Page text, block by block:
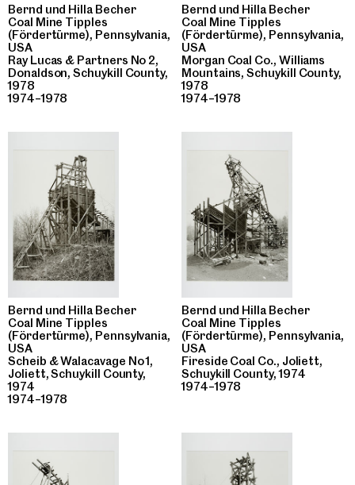
Bernd und Hilla Becher
Coal Mine Tipples
(Fördertürme), Pennsylvania,
USA
Ray Lucas & Partners No 2,
Donaldson, Schuykill County,
1978
1974–1978
Bernd und Hilla Becher
Coal Mine Tipples
(Fördertürme), Pennsylvania,
USA
Morgan Coal Co., Williams
Mountains, Schuykill County,
1978
1974–1978
Bernd und Hilla Becher
Coal Mine Tipples
(Fördertürme), Pennsylvania,
USA
Scheib & Walacavage No 1,
Joliett, Schuykill County,
1974
1974–1978
Bernd und Hilla Becher
Coal Mine Tipples
(Fördertürme), Pennsylvania,
USA
Fireside Coal Co., Joliett,
Schuykill County, 1974
1974–1978